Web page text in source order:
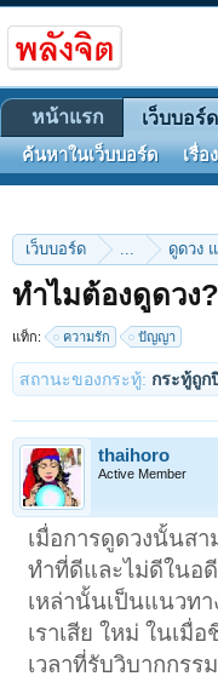
เว็บบอร์ด ... ดูดวง
ทำไมต้องดูดวง
แท็ก: ความรัก ปัญญา
สถานะของกระทู้: กระทู้ถูก
thaihoro
Active Member
เมื่อการดูดวงนั้นสา
ทำที่ดีและไม่ดีในอ
เหล่านั้นเป็นแนวท
เราเสีย ใหม่ ในเมื่
เวลาที่รับวิบากกร
หน้าแรก เว็บบอร์ด
ค้นหาในเว็บบอร์ด เรื่อ